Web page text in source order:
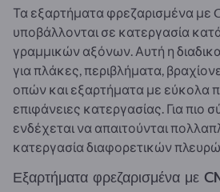
Τα εξαρτήματα φρεζαρισμένα με
υποβάλλονται σε κατεργασία
γραμμικών αξόνων. Αυτή η
για πλάκες, περιβλήματα,
οπών και εξαρτήματα με εύκολα
επιφάνειες κατεργασίας. Για πιο
ενδέχεται να απαιτούνται
κατεργασία διαφορετικών
Εξαρτήματα φρεζαρισμένα με